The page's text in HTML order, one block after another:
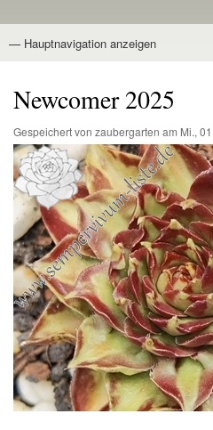
Hauptnavigation
— Hauptnavigation anzeigen
Newcomer 2025
Gespeichert von zaubergarten am Mi.,